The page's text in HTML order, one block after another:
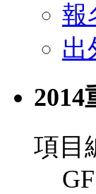
報
出
2014
項目